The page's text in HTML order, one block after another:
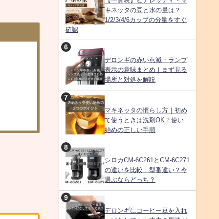
キネッタの豆と水の量は？
1/2/3/4/6カップの分量をすぐ
確認
デロンギの赤い点滅・ランプ
表示の意味まとめ｜まず見る
場所と対処を解説
マキネッタの慣らし方｜初め
て使うときは洗剤OK？使い
始めの正しい手順
シロカCM-6C261とCM-6C271
の違いを比較｜型番違い？今
選ぶならどっち？
デロンギにコーヒー豆を入れ